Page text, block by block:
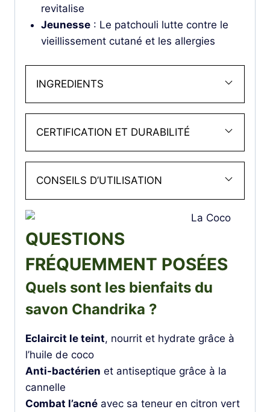
revitalise
Jeunesse: Le patchouli lutte contre le
vieillissement cutané et les allergies
INGREDIENTS
CERTIFICATION ET DURABILITÉ
CONSEILS D’UTILISATION
QUESTIONS
FRÉQUEMMENT POSÉES
Quels sont les bienfaits du
savon Chandrika ?
Eclaircit le teint, nourrit et hydrate grâce à
l’huile de coco
Anti-bactérien et antiseptique grâce à la
cannelle
Combat l’acné avec sa teneur en citron vert